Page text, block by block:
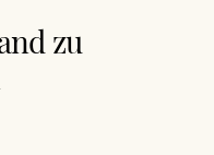
zu